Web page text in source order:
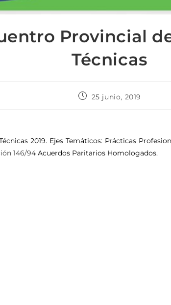
Provincial
Técnicas
25 junio, 2019
2019. Ejes Temáticos: Prácticas
146/94 Acuerdos Paritarios Homologados.